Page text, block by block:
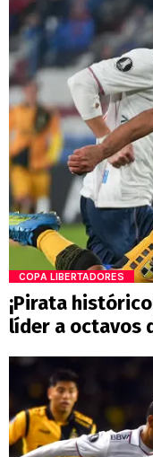
COPA LIBERTADORES
¡Pirata
líder a octavos